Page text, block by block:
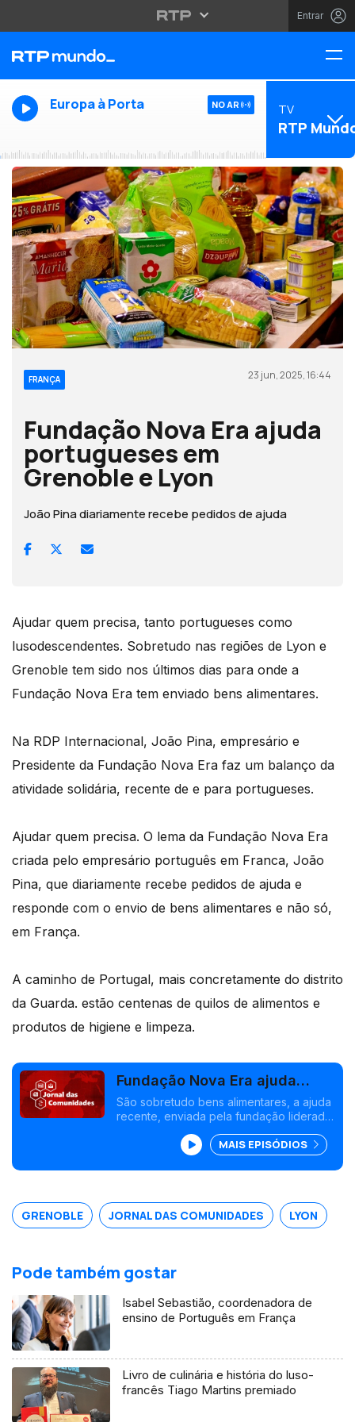
Entrar
Europa à Porta NO AR TV
RTP
FRANÇA 23 jun, 2025, 16:44
Fundação Nova Era ajuda
portugueses em
Grenoble e Lyon
João Pina diariamente recebe pedidos de ajuda
Ajudar quem precisa, tanto portugueses como
lusodescendentes. Sobretudo nas regiões de Lyon e
Grenoble tem sido nos últimos dias para onde a
Fundação Nova Era tem enviado bens alimentares.
Na RDP Internacional, João Pina, empresário e
Presidente da Fundação Nova Era faz um balanço da
atividade solidária, recente de e para portugueses.
Ajudar quem precisa. O lema da Fundação Nova Era
criada pelo empresário português em Franca, João
Pina, que diariamente recebe pedidos de ajuda e
responde com o envio de bens alimentares e não só,
em França.
A caminho de Portugal, mais concretamente do distrito
da Guarda. estão centenas de quilos de alimentos e
produtos de higiene e limpeza.
Fundação Nova Era ajuda
portugueses em Grenoble e
Lyon
São sobretudo bens alimentares, a ajuda
recente, enviada pela fundação liderada
possibilidade da diáspora madeirense
eleger deputados para o Parlamento
Regional. Edição Paula Machado
MAIS EPISÓDIOS
GRENOBLE JORNAL DAS COMUNIDADES LYON
Pode também gostar
Isabel Sebastião, coordenadora de
ensino de Português em França
Livro de culinária e história do luso-
francês Tiago Martins premiado